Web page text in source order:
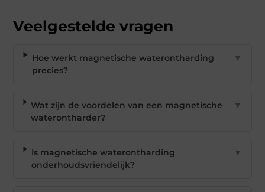
Veelgestelde vragen
Hoe werkt magnetische waterontharding
precies?
▼
Wat zijn de voordelen van een magnetische
waterontharder?
▼
Is magnetische waterontharding
onderhoudsvriendelijk?
▼